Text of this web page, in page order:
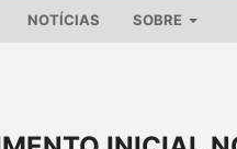
NOTÍCIAS SOBRE